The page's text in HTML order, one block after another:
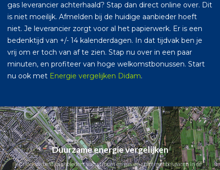
gas leverancier achterhaald? Stap dan direct online over. Dit
is niet moeilijk. Afmelden bij de huidige aanbieder hoeft
niet. Je leverancier zorgt voor al het papierwerk. Er is een
bedenktijd van +/- 14 kalenderdagen. In dat tijdvak ben je
vrij om er toch van af te zien. Stap nu over in een paar
minuten, en profiteer van hoge welkomstbonussen. Start
nu ook met Energie vergelijken Didam.
Duurzame energie vergelijken
Check de beste aanbieders van stroom en gas en start met besparen in de